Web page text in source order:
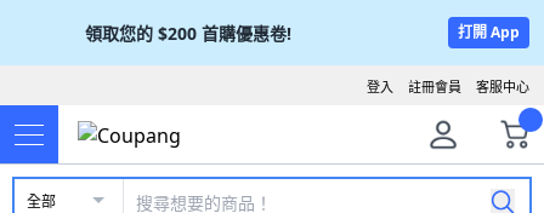
領取您的 $200 首購優惠卷! 打開 App
客服中心
註冊會員
登入
全部